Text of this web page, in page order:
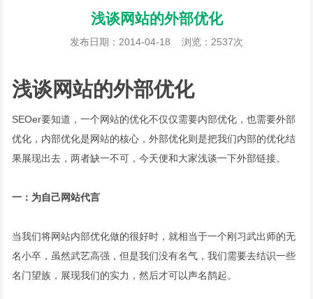
浅谈网站的外部优化
发布日期：2014-04-18 浏览：2537次
浅谈网站的外部优化
SEOer要知道，一个网站的优化不仅仅需要内部优化，也需要外部
优化，内部优化是网站的核心，外部优化则是把我们内部的优化结
果展现出去，两者缺一不可，今天便和大家浅谈一下外部链接。
一：为自己网站代言
当我们将网站内部优化做的很好时，就相当于一个刚习武出师的无
名小卒，虽然武艺高强，但是我们没有名气，我们需要去结识一些
名门望族，展现我们的实力，然后才可以声名鹊起。